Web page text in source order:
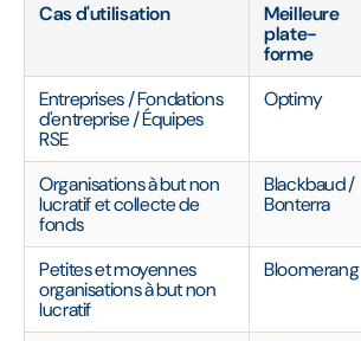
Cas d'utilisation
Meilleure
plate-
forme
Entreprises / Fondations
d'entreprise / Équipes
RSE
Optimy
Organisations à but non
lucratif et collecte de
fonds
Blackbaud /
Bonterra
Petites et moyennes
organisations à but non
lucratif
Bloomerang